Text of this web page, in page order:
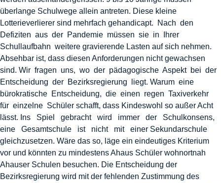
überlange Schulwege allein antreten. Diese kleine
Lotterieverlierer sind mehrfach gehandicapt. Nach den
Defiziten aus der Pandemie müssen sie in Ihrer
Schullaufbahn weitere gravierende Lasten auf sich nehmen.
Absehbar ist, dass diesen Anforderungen nicht gewachsen
sind. Wir fragen uns, wo der pädagogische Aspekt bei der
Entscheidung der Bezirksregierung liegt. Warum eine
bürokratische Entscheidung, die einen regen Taxiverkehr
für einzelne Schüler schafft, dass Kindeswohl so außer Acht
lässt. Ins Spiel gebracht wird immer der Schulkonsens,
eine Gesamtschule ist nicht mit einer Sekundarschule
gleichzusetzen. Wäre das so, läge ein eindeutiges Kriterium
vor und könnten zu mindestens Ahaus Schüler wohnortnah
Ahauser Schulen besuchen. Die Entscheidung der
Bezirksregierung wird mit der fehlenden Zustimmung des